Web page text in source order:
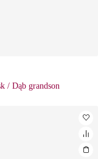
/ Dąb grandson